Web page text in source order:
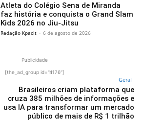
Atleta do Colégio Sena de Miranda
faz história e conquista o Grand Slam
Kids 2026 no Jiu-Jitsu
Redação Kpacit - 6 de agosto de 2026
Publicidade
[the_ad_group id="4176"]
Geral
Brasileiros criam plataforma que
cruza 385 milhões de informações e
usa IA para transformar um mercado
público de mais de R$ 1 trilhão